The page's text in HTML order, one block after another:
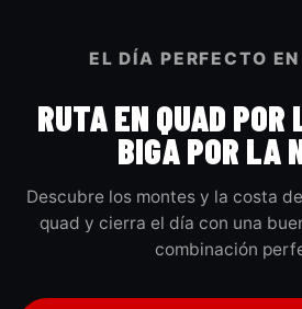
EL DÍA PERFECTO
RUTA EN QUAD
BIGA POR LA
Descubre los montes y la costa
quad y cierra el día con una
combinación